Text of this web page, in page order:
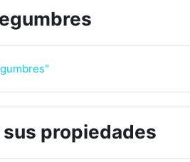
Página
propiedades